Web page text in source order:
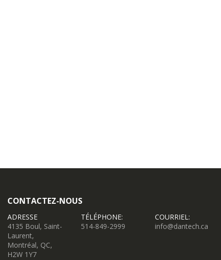
CONTACTEZ-NOUS
ADRESSE
4135 Boul, Saint-
Laurent,
Montréal, QC,
H2W 1Y7
TÉLÉPHONE:
514-849-2999
COURRIEL:
info@dantech.ca